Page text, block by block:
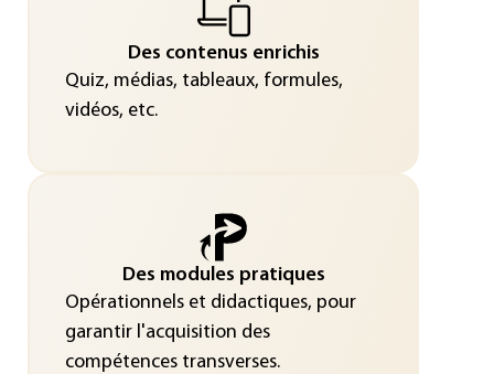
Des contenus enrichis
Quiz, médias, tableaux, formules,
vidéos, etc.
Des modules pratiques
Opérationnels et didactiques, pour
garantir l'acquisition des
compétences transverses.